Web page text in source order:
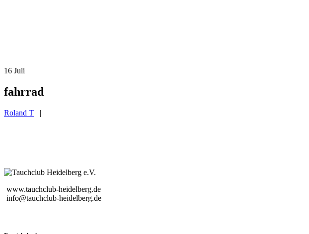
16 Juli
fahrrad
Roland T |
www.tauchclub-heidelberg.de
info@tauchclub-heidelberg.de